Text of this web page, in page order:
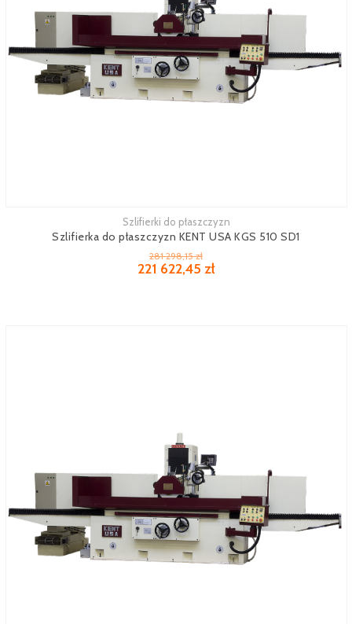
Szlifierki do płaszczyzn
Szlifierka do płaszczyzn KENT USA KGS 510 SD1
281 298,15 zł
221 622,45 zł